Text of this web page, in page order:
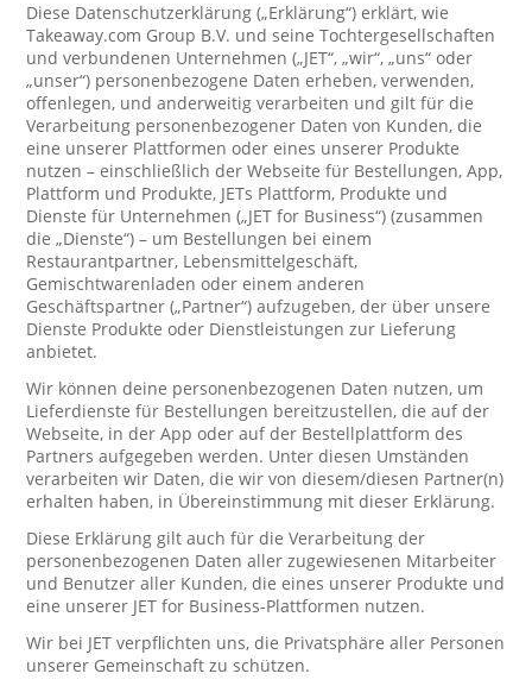
Diese Datenschutzerklärung („Erklärung“) erklärt, wie
Takeaway.com Group B.V. und seine Tochtergesellschaften
und verbundenen Unternehmen („JET“, „wir“, „uns“ oder
„unser“) personenbezogene Daten erheben, verwenden,
offenlegen, und anderweitig verarbeiten und gilt für die
Verarbeitung personenbezogener Daten von Kunden, die
eine unserer Plattformen oder eines unserer Produkte
nutzen – einschließlich der Webseite für Bestellungen, App,
Plattform und Produkte, JETs Plattform, Produkte und
Dienste für Unternehmen („JET for Business“) (zusammen
die „Dienste“) – um Bestellungen bei einem
Restaurantpartner, Lebensmittelgeschäft,
Gemischtwarenladen oder einem anderen
Geschäftspartner („Partner“) aufzugeben, der über unsere
Dienste Produkte oder Dienstleistungen zur Lieferung
anbietet.
Wir können deine personenbezogenen Daten nutzen, um
Lieferdienste für Bestellungen bereitzustellen, die auf der
Webseite, in der App oder auf der Bestellplattform des
Partners aufgegeben werden. Unter diesen Umständen
verarbeiten wir Daten, die wir von diesem/diesen Partner(n)
erhalten haben, in Übereinstimmung mit dieser Erklärung.
Diese Erklärung gilt auch für die Verarbeitung der
personenbezogenen Daten aller zugewiesenen Mitarbeiter
und Benutzer aller Kunden, die eines unserer Produkte und
eine unserer JET for Business-Plattformen nutzen.
Wir bei JET verpflichten uns, die Privatsphäre aller Personen
unserer Gemeinschaft zu schützen.